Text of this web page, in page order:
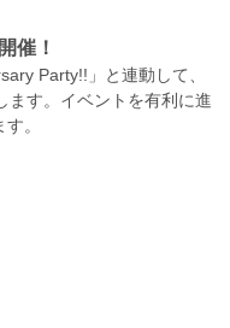
催！
Party!!」と連動して、
ます。イベントを有利に進
。